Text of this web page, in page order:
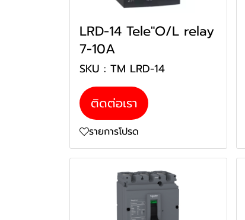
LRD-14 Tele"O/L relay
7-10A
SKU : TM LRD-14
ติดต่อเรา
รายการโปรด